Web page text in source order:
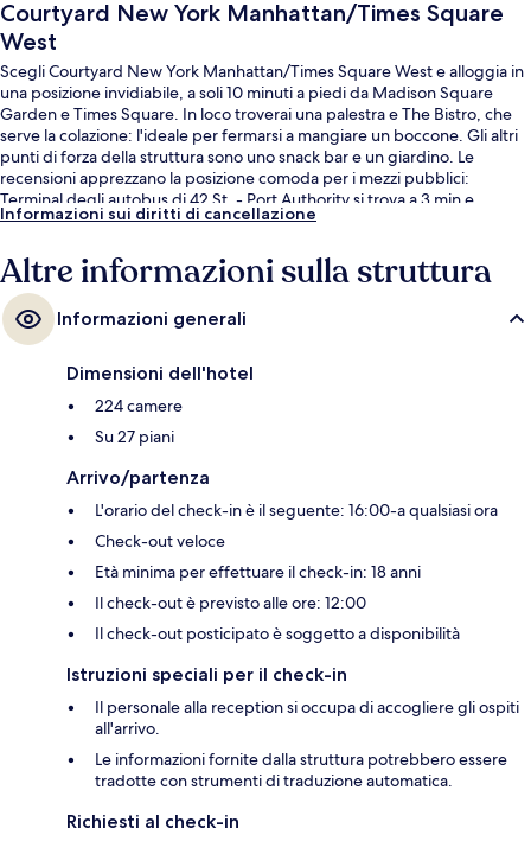
Courtyard New York Manhattan/Times Square
West
Scegli Courtyard New York Manhattan/Times Square West e alloggia in
una posizione invidiabile, a soli 10 minuti a piedi da Madison Square
Garden e Times Square. In loco troverai una palestra e The Bistro, che
serve la colazione: l'ideale per fermarsi a mangiare un boccone. Gli altri
punti di forza della struttura sono uno snack bar e un giardino. Le
recensioni apprezzano la posizione comoda per i mezzi pubblici:
Terminal degli autobus di 42 St. - Port Authority si trova a 3 min e
Stazione di 34 St. - Penn a 4 min.
Informazioni sui diritti di cancellazione
Altre informazioni sulla struttura
Informazioni generali
Dimensioni dell'hotel
224 camere
Su 27 piani
Arrivo/partenza
L'orario del check-in è il seguente: 16:00-a qualsiasi ora
Check-out veloce
Età minima per effettuare il check-in: 18 anni
Il check-out è previsto alle ore: 12:00
Il check-out posticipato è soggetto a disponibilità
Istruzioni speciali per il check-in
Il personale alla reception si occupa di accogliere gli ospiti
all'arrivo.
Le informazioni fornite dalla struttura potrebbero essere
tradotte con strumenti di traduzione automatica.
Richiesti al check-in